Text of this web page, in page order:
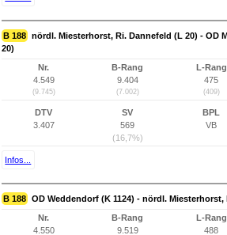
B 188 nördl. Miesterhorst, Ri. Dannefeld (L 20) - OD
20)
Nr.
4.549
(9.745)
B-Rang
9.404
(7.002)
L-Rang
475
(409)
DTV
3.407
SV
569
(16,7%)
BPL
VB
Infos...
B 188 OD Weddendorf (K 1124) - nördl. Miesterhorst,
Nr.
4.550
B-Rang
9.519
L-Rang
488